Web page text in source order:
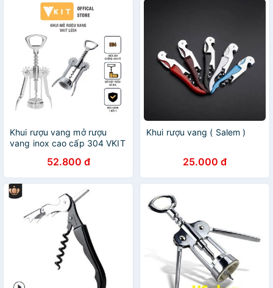
Khui rượu vang mở rượu
vang inox cao cấp 304 VKIT
52.800 đ
Khui rượu vang ( Salem )
25.000 đ